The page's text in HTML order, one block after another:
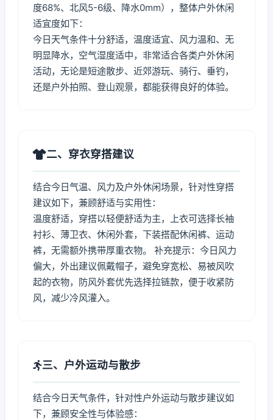
度68%、北风5-6级、降水0mm），整体户外休闲
适宜度如下：
今日天气条件十分舒适，温度适宜、风力温和、无
明显降水，空气湿度适中，非常适合各类户外休闲
活动，无论是短途散步、近郊游玩、骑行、垂钓，
还是户外拍照、登山观景，都能获得良好的体验。
二、穿衣穿搭建议
结合今日气温、风力及户外休闲场景，针对性穿搭
建议如下，兼顾舒适与实用性：
温度舒适，穿搭以轻便舒适为主，上衣可选择长袖
衬衫、薄卫衣、休闲外套，下装搭配休闲裤、运动
裤，无需额外携带厚重衣物。 补充提示：今日风力
偏大，外出建议佩戴帽子，避免穿宽松、易被风吹
起的衣物，防风外套优先选择拉链款，便于收紧防
风，减少冷风灌入。
三、户外运动与散步
结合今日天气条件，针对性户外运动与散步建议如
下，兼顾安全性与体验感：